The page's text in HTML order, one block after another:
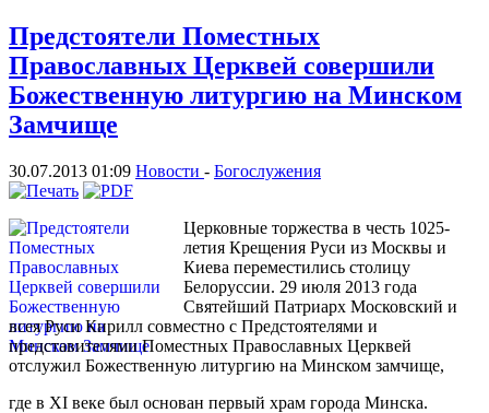
Предстоятели Поместных
Православных Церквей совершили
Божественную литургию на Минском
Замчище
30.07.2013 01:09 Новости - Богослужения
Церковные торжества в честь 1025-
летия Крещения Руси из Москвы и
Киева переместились столицу
Белоруссии. 29 июля 2013 года
Святейший Патриарх Московский и
всея Руси Кирилл совместно с Предстоятелями и
представителями Поместных Православных Церквей
отслужил Божественную литургию на Минском замчище,
где в XI веке был основан первый храм города Минска.